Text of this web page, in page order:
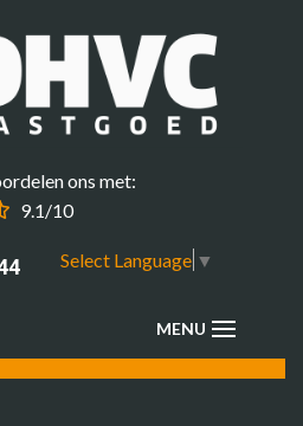
ons met:
9.1/10
Select Language ▼